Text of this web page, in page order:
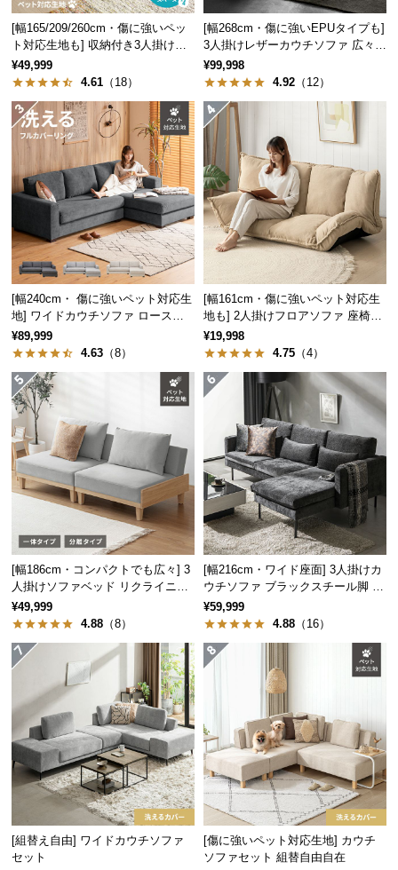
中
型
商
品
の
配
送
つ
い
型
商
品
の
配
送
に
つ
い
て
開
設
サ
ー
ビ
ス
い
て
搬
入
路
に
シーンを選ばないデザイン性
シンプルで重厚感のあるデザインは置く場所を選ば
ず、日常からビジネスまで様々な場面でお使い頂け
ます。
[幅165/209/260cm・傷に強いペッ
ト対応生地も] 収納付き3人掛け多
機能ソファ
¥49,999
4.61 （18）
[幅268cm・傷に強いEPUタイプも]
3人掛けレザーカウチソファ 広々設
計 高級感
¥99,998
4.92 （12）
[幅240cm・ 傷に強いペット対応生
地] ワイドカウチソファ ロースタ
イル
¥89,999
4.63 （8）
[幅161cm・傷に強いペット対応生
地も] 2人掛けフロアソファ 座椅子
タイプ リクライニング
¥19,998
4.75 （4）
[幅186cm・コンパクトでも広々] 3
人掛けソファベッド リクライニン
グ 天然木フレーム 北欧
¥49,999
4.88 （8）
[幅216cm・ワイド座面] 3人掛けカ
ウチソファ ブラックスチール脚 L
字 ホテルライク 高級感
¥59,999
4.88 （16）
[組替え自由] ワイドカウチソファ
セット
[傷に強いペット対応生地] カウチ
ソファセット 組替自由自在